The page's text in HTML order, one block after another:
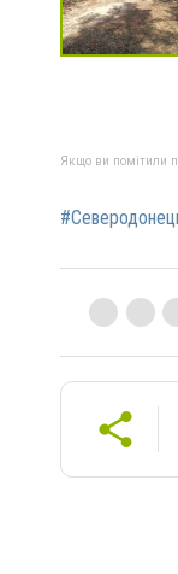
Якщо ви помітили